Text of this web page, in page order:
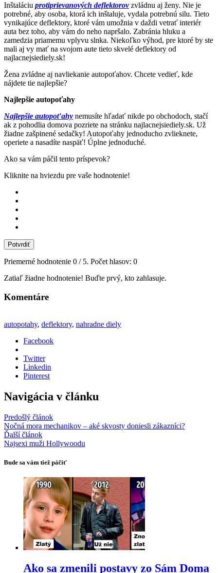
Inštaláciu protiprievanových deflektorovzvládnu aj ženy. Nie je
potrebné, aby osoba, ktorá ich inštaluje, vydala potrebnú silu. Tieto
vynikajúce deflektory, ktoré vám umožnia v daždi vetrať interiér
auta bez toho, aby vám do neho napršalo. Zabránia hluku a
zamedzia priamemu vplyvu slnka. Niekoľko výhod, pre ktoré by ste
mali aj vy mať na svojom aute tieto skvelé deflektory od
najlacnejsiediely.sk!
Žena zvládne aj navliekanie autopoťahov. Chcete vedieť, kde
nájdete tie najlepšie?
Najlepšie autopoťahy
Najlepšie autopoťahy nemusíte hľadať nikde po obchodoch, stačí
ak z pohodlia domova pozriete na stránku najlacnejsiediely.sk. Už
žiadne zašpinené sedačky! Autopoťahy jednoducho zvlieknete,
operiete a nasadíte naspäť! Úplne jednoduché.
Ako sa vám páčil tento príspevok?
Kliknite na hviezdu pre vaše hodnotenie!
Potvrdiť
Priemerné hodnotenie 0 / 5. Počet hlasov: 0
Zatiaľ žiadne hodnotenie! Buďte prvý, kto zahlasuje.
Komentáre
autopotahy, deflektory, nahradne diely
Facebook
Twitter
Linkedin
Pinterest
Navigácia v článku
Predošlý článok
Nočná mora mechanikov – aké skvosty doniesli zákazníci?
Ďalší článok
Najsexi muži Hollywoodu
Bude sa vám tiež páčiť
Ako sa zmenili postavy zo Sám Doma